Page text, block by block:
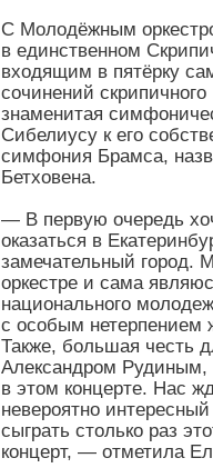
С Молодёжным
в единственном
входящим в пятёрку
сочинений
знаменитая
Сибелиусу к его
симфония Брамса,
Бетховена.
— В первую очередь
оказаться в
замечательный город.
оркестре и сама
национального
с особым нетерпением
Также, большая честь
Александром Рудиным,
в этом концерте. Нас
невероятно
сыграть столько раз
концерт, — отметила